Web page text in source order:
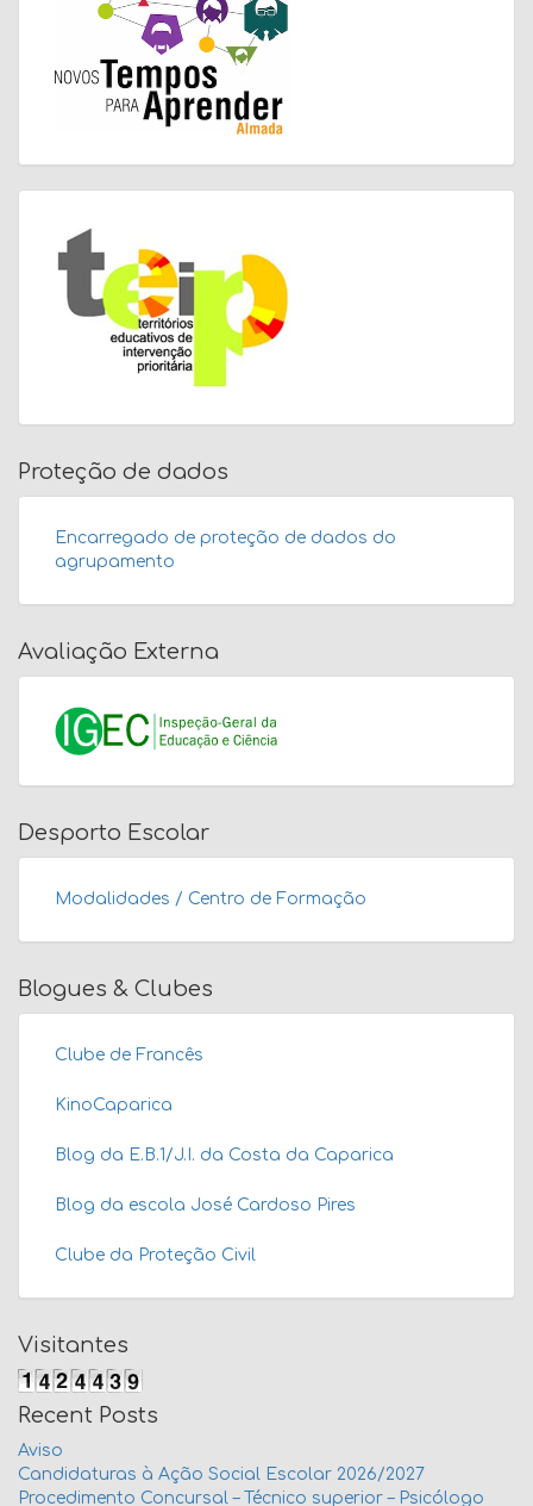
Proteção de dados
Encarregado de proteção de dados do
agrupamento
Avaliação Externa
Desporto Escolar
Modalidades / Centro de Formação
Blogues & Clubes
Clube de Francês
KinoCaparica
Blog da E.B.1/J.I. da Costa da Caparica
Blog da escola José Cardoso Pires
Clube da Proteção Civil
Visitantes
Recent Posts
Aviso
Candidaturas à Ação Social Escolar 2026/2027
Procedimento Concursal – Técnico superior – Psicólogo